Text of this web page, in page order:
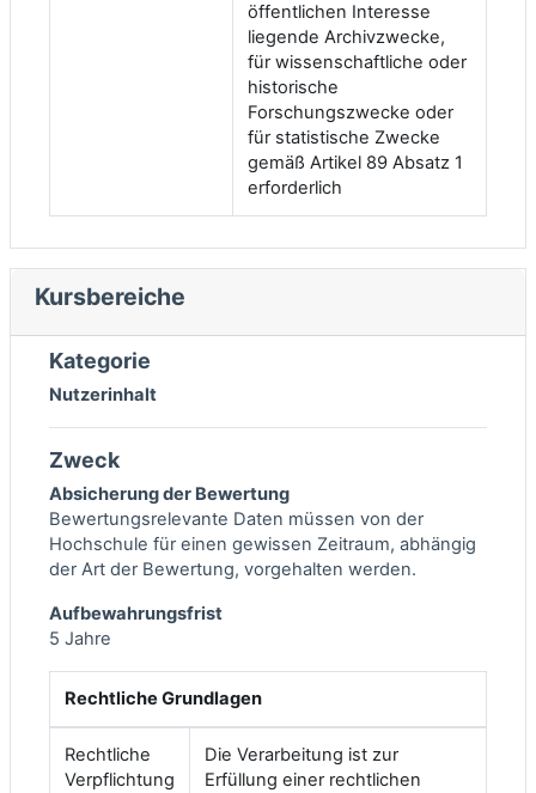
öffentlichen Interesse
liegende Archivzwecke,
für wissenschaftliche oder
historische
Forschungszwecke oder
für statistische Zwecke
gemäß Artikel 89 Absatz 1
erforderlich
Kursbereiche
Kategorie
Nutzerinhalt
Zweck
Absicherung der Bewertung
Bewertungsrelevante Daten müssen von der
Hochschule für einen gewissen Zeitraum, abhängig
der Art der Bewertung, vorgehalten werden.
Aufbewahrungsfrist
5 Jahre
Rechtliche Grundlagen
Rechtliche
Verpflichtung
Die Verarbeitung ist zur
Erfüllung einer rechtlichen